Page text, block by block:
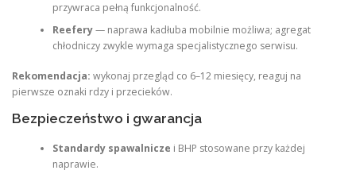
przywraca pełną funkcjonalność.
Reefery— naprawa kadłuba mobilnie możliwa; agregat
chłodniczy zwykle wymaga specjalistycznego serwisu.
Rekomendacja: wykonaj przegląd co 6–12 miesięcy, reaguj na
pierwsze oznaki rdzy i przecieków.
Bezpieczeństwo i gwarancja
Standardy spawalnicze i BHP stosowane przy każdej
naprawie.